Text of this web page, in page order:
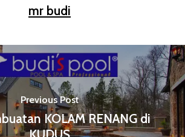
mr budi
Previous Post
KOLAM RENANG di